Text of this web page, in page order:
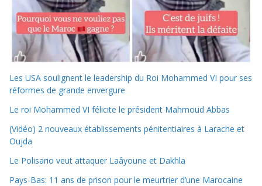
Les USA soulignent le leadership du Roi Mohammed VI pour ses
réformes de grande envergure
Le roi Mohammed VI félicite le président Mahmoud Abbas
(Vidéo) 2 nouveaux établissements pénitentiaires à Larache et
Oujda
Le Polisario veut attaquer Laâyoune et Dakhla
Pays-Bas: 11 ans de prison pour le meurtrier d’une Marocaine